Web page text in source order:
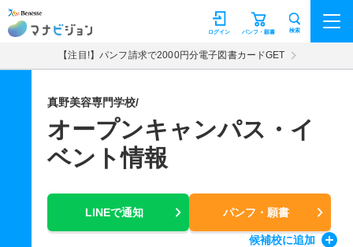
マナビジョン パンフ・願書
ログイン 検索
【注目!】パンフ請求で2000円分電子図書カードGET
真野美容専門学校/
オープンキャンパス・イ
ベント情報
LINEで通知 パンフ・願書
候補校に追加